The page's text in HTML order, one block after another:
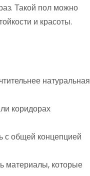
Такой пол можно
и красоты.
натуральная
коридорах
с общей концепцией
материалы, которые